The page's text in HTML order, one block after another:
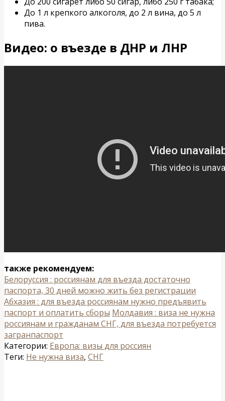
До 1 л крепкого алкоголя, до 2 л вина, до 5 л
пива.
Видео: о въезде в ДНР и ЛНР
также рекомендуем:
Белоруссия : россиянам для въезда достаточно
паспорта, 30 дней можно жить без регистрации
Абхазия : для въезда россиянам нужно предъявить
паспорт и оплатить сборы Молдавия : виза не нужна
россиянам и гражданам СНГ, для въезда потребуется
загранпаспорт
Категории: Европа: визы для россиян
Теги: Не нужна виза, СНГ